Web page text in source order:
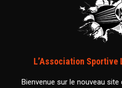
L’Association Sportive
Bienvenue sur le nouveau site